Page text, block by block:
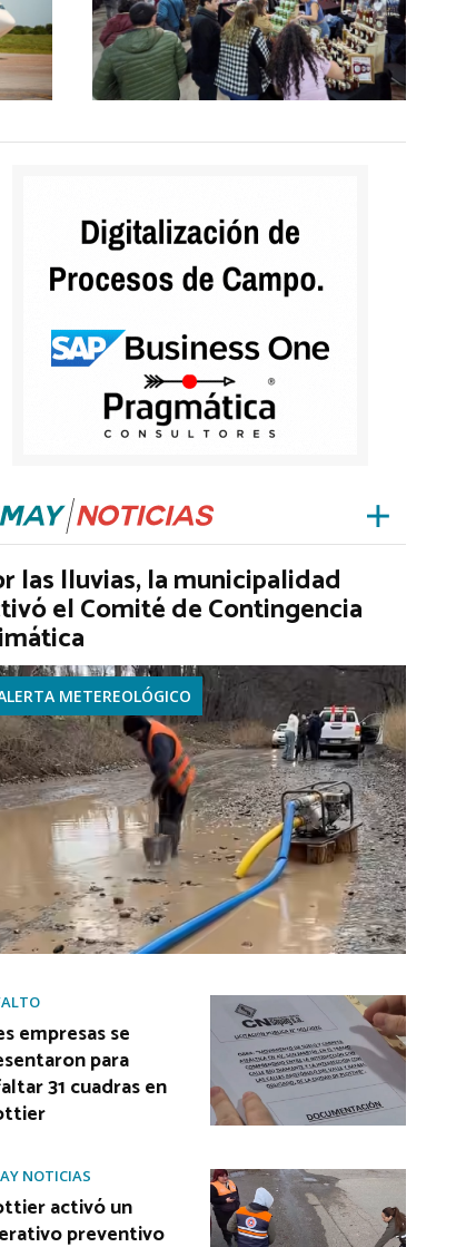
las lluvias, la municipalidad
el Comité de Contingencia
METEREOLÓGICO
empresas se
para
31 cuadras en
NOTICIAS
activó un
preventivo